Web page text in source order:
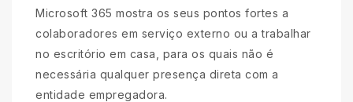
Microsoft 365 mostra os seus pontos fortes a
colaboradores em serviço externo ou a trabalhar
no escritório em casa, para os quais não é
necessária qualquer presença direta com a
entidade empregadora.